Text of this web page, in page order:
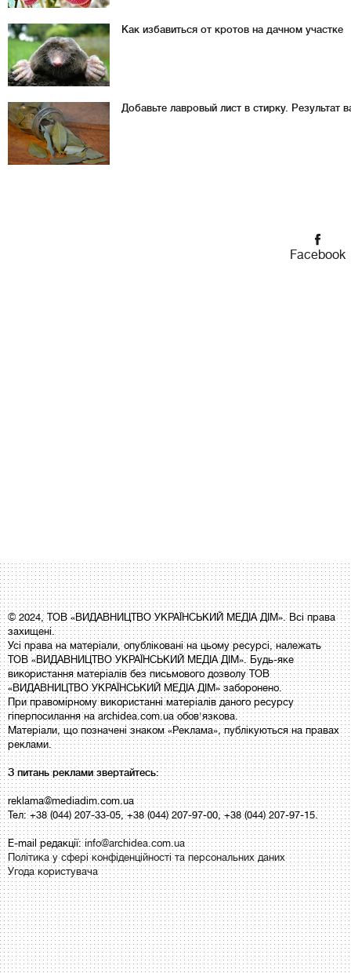
Как избавиться от кротов на дачном участке
Добавьте лавровый лист в стирку. Результат
Facebook
© 2024, ТОВ «ВИДАВНИЦТВО УКРАЇНСЬКИЙ МЕДІА ДІМ». Всі права
захищені.
Усі права на матеріали, опубліковані на цьому ресурсі, належать
ТОВ «ВИДАВНИЦТВО УКРАЇНСЬКИЙ МЕДІА ДІМ». Будь-яке
використання матеріалів без письмового дозволу ТОВ
«ВИДАВНИЦТВО УКРАЇНСЬКИЙ МЕДІА ДІМ» заборонено.
При правомірному використанні матеріалів даного ресурсу
гіперпосилання на archidea.com.ua обов'язкова.
Матеріали, що позначені знаком «Реклама», публікуються на правах
реклами.
З питань реклами звертайтесь:
reklama@mediadim.com.ua
Тел: +38 (044) 207-33-05, +38 (044) 207-97-00, +38 (044) 207-97-15.
E-mail редакції:info@archidea.com.ua
Політика у сфері конфіденційності та персональних даних
Угода користувача